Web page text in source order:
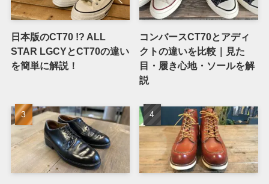
日本版のCT70 !? ALL
STAR LGCYとCT70の違い
を簡単に解説！
コンバースCT70とアディ
クトの違いを比較｜見た
目・履き心地・ソールを解
説